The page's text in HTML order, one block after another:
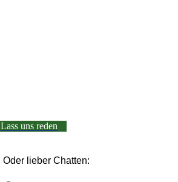
Lass uns reden
Oder lieber Chatten: